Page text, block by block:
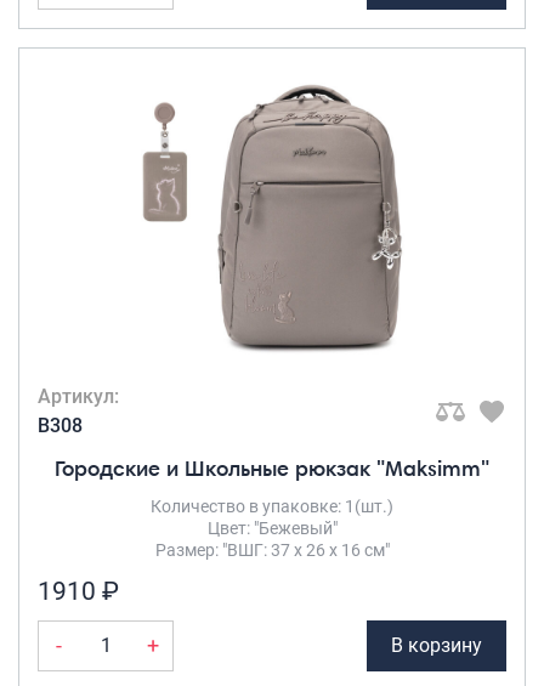
Артикул:
B308
Городские и Школьные рюкзак "Maksimm"
Количество в упаковке: 1(шт.)
Цвет: "Бежевый"
Размер: "ВШГ: 37 х 26 х 16 см"
1910 ₽
- + В корзину